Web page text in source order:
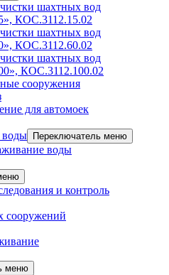
шахтных вод
КОС.3112.15.02
шахтных вод
КОС.3112.60.02
шахтных вод
КОС.3112.100.02
сооружения
для автомоек
воды
Переключатель меню
воды
и контроль
сооружений
меню